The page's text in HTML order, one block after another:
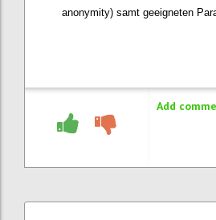
anonymity) samt geeigneten
Add